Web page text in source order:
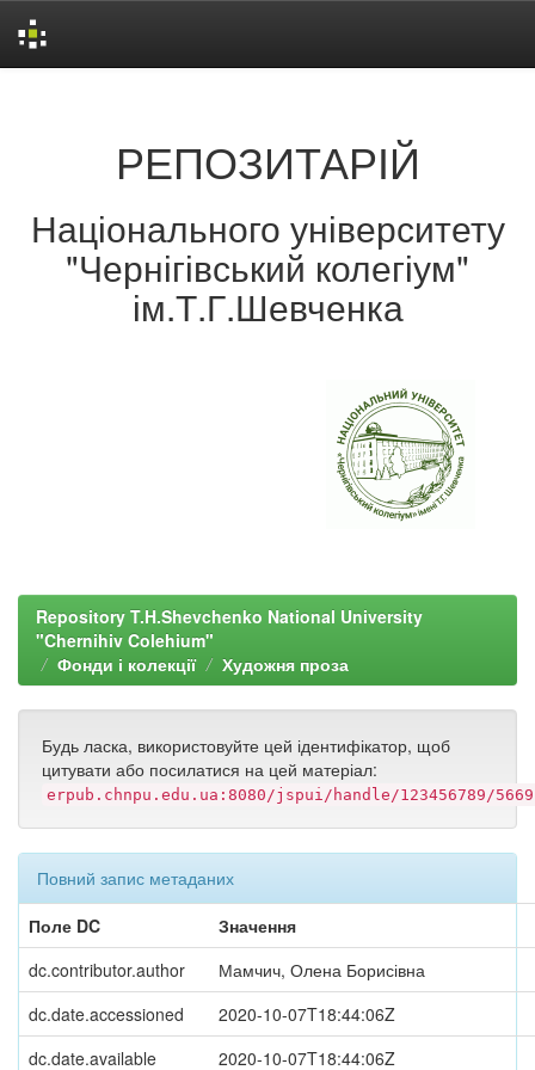
РЕПОЗИТАРІЙ
Національного університету
"Чернігівський колегіум"
ім.Т.Г.Шевченка
Repository T.H.Shevchenko National University
"Chernihiv Colehium"
Фонди і колекції
Художня проза
Будь ласка, використовуйте цей ідентифікатор, щоб
цитувати або посилатися на цей матеріал:
erpub.chnpu.edu.ua:8080/jspui/handle/123456789/5669
Повний запис метаданих
Поле DC
Значення
dc.contributor.author
Мамчич, Олена Борисівна
dc.date.accessioned
2020-10-07T18:44:06Z
dc.date.available
2020-10-07T18:44:06Z